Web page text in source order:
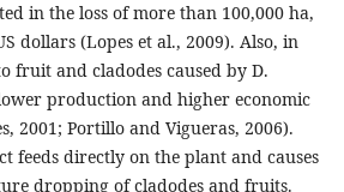
in the loss of more than 100,000 ha,
dollars (Lopes et al., 2009). Also, in
fruit and cladodes caused by D.
production and higher economic
2001; Portillo and Vigueras, 2006).
feeds directly on the plant and causes
dropping of cladodes and fruits.